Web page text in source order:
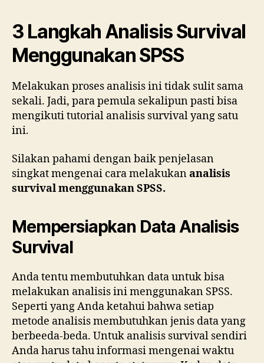
3 Langkah Analisis Survival
Menggunakan SPSS
Melakukan proses analisis ini tidak sulit sama
sekali. Jadi, para pemula sekalipun pasti bisa
mengikuti tutorial analisis survival yang satu
ini.
Silakan pahami dengan baik penjelasan
singkat mengenai cara melakukananalisis
survival menggunakan SPSS.
Mempersiapkan Data Analisis
Survival
Anda tentu membutuhkan data untuk bisa
melakukan analisis ini menggunakan SPSS.
Seperti yang Anda ketahui bahwa setiap
metode analisis membutuhkan jenis data yang
berbeeda-beda. Untuk analisis survival sendiri
Anda harus tahu informasi mengenai waktu